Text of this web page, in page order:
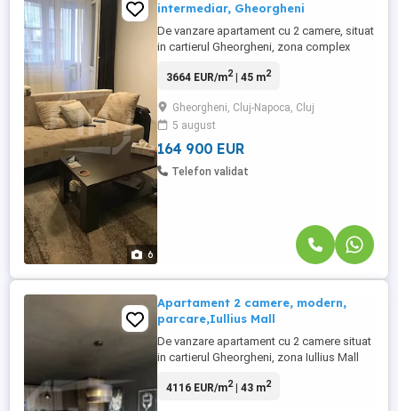
6
intermediar, Gheorgheni
De vanzare apartament cu 2 camere, situat
in cartierul Gheorgheni, zona complex
sunt urmatoarele: - Etaj: 8 din 10 -
suprafata utila de 9 mp -
Compartimentare: Semidecomandat-
Dormitor, living, bucatarie, ...
3664 EUR/m2| 45 m2
Gheorgheni, Cluj-Napoca, Cluj
5 august
164 900 EUR
Telefon validat
Apartament 2 camere, modern,
parcare,Iullius Mall
De vanzare apartament cu 2 camere situat
in cartierul Gheorgheni, zona Iullius Mall
urmatoarele: - Etaj 9 din 10 - Suprafata
4116 EUR/m2| 43 m2